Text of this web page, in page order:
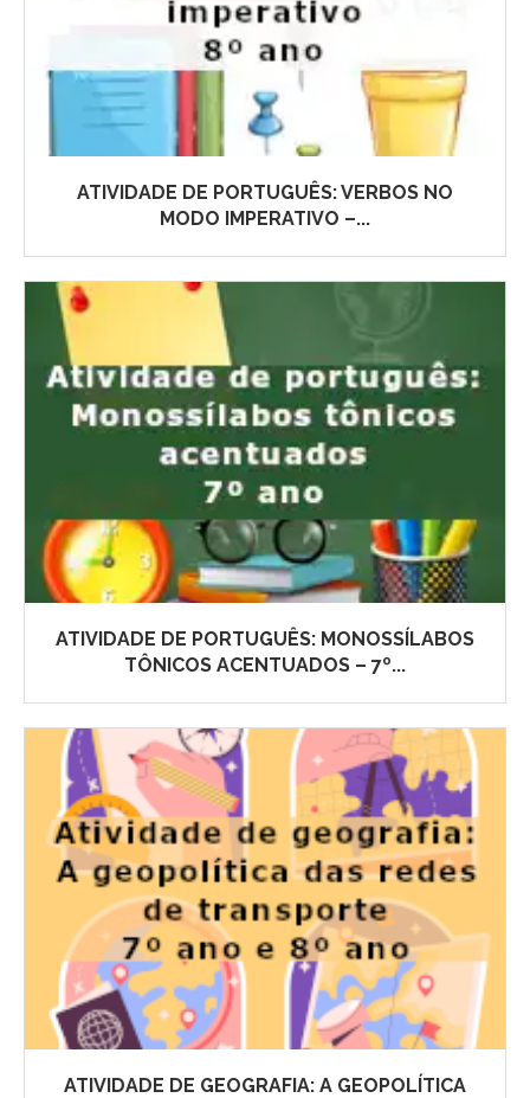
ATIVIDADE DE PORTUGUÊS: VERBOS NO
MODO IMPERATIVO –...
ATIVIDADE DE PORTUGUÊS: MONOSSÍLABOS
TÔNICOS ACENTUADOS – 7º...
ATIVIDADE DE GEOGRAFIA: A GEOPOLÍTICA